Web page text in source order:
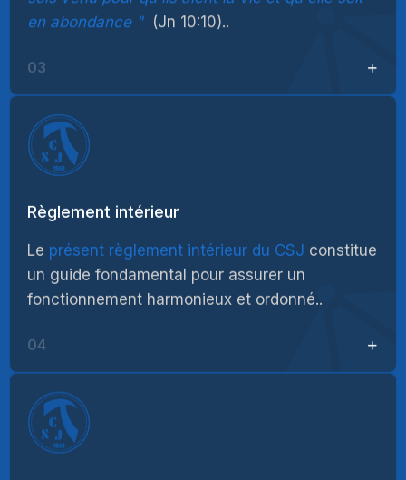
en abondance (Jn 10:10)..
03
Règlement intérieur
Le présent règlement intérieur du CSJ constitue
un guide fondamental pour assurer un
fonctionnement harmonieux et ordonné..
04